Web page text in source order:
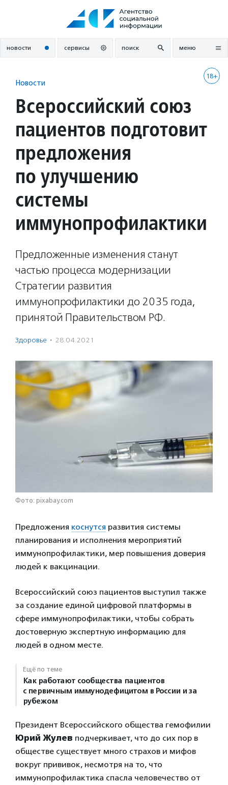
новости сервисы поиск меню
18+
Новости
Всероссийский союз
пациентов подготовит
предложения
по улучшению
системы
иммунопрофилактики
Предложенные изменения станут
частью процесса модернизации
Стратегии развития
иммунопрофилактики до 2035 года,
принятой Правительством РФ.
Здоровье · 28.04.2021
Фото: pixabay.com
Предложения коснутся развития системы
планирования и исполнения мероприятий
иммунопрофилактики, мер повышения доверия
людей к вакцинации.
Всероссийский союз пациентов выступил также
за создание единой цифровой платформы в
сфере иммунопрофилактики, чтобы собрать
достоверную экспертную информацию для
людей в одном месте.
Ещё по теме
Как работают сообщества пациентов
с первичным иммунодефицитом в России и за
рубежом
Президент Всероссийского общества гемофилии
Юрий Жулев подчеркивает, что до сих пор в
обществе существует много страхов и мифов
вокруг прививок, несмотря на то, что
иммунопрофилактика спасла человечество от